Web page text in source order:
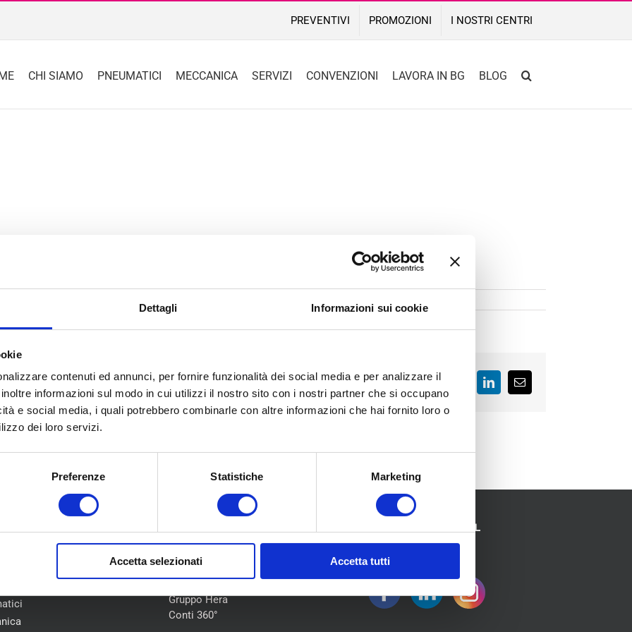
Dettagli Informazioni sui cookie
contenuti ed annunci, per fornire funzionalità dei social media e per analizzare il
informazioni sul modo in cui utilizzi il nostro sito con i nostri partner che si occupano
e social media, i quali potrebbero combinarle con altre informazioni che hai fornito loro o
dei loro servizi.
Preferenze Statistiche Marketing
Accetta selezionati Accetta tutti
PREVENTIVI PROMOZIONI I NOSTRI CENTRI
CHI SIAMO PNEUMATICI MECCANICA SERVIZI CONVENZIONI LAVORA IN BG BLOG
FacebookLinkedInEmail
Gruppo Hera
Conti 360°
SEGUICI SUI SOCIAL